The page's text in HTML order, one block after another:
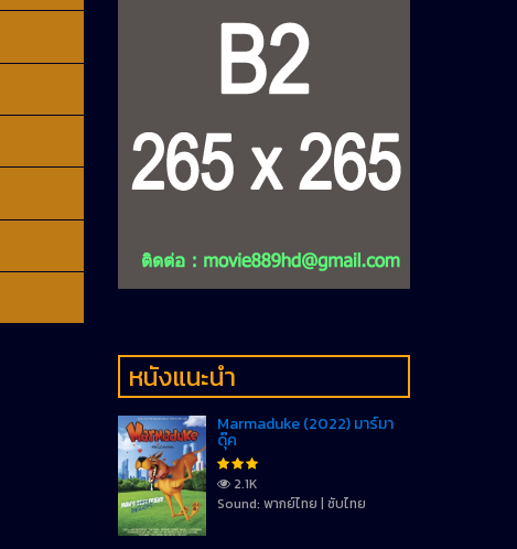
หนังแนะนำ
Marmaduke (2022) มาร์มา
ดุ๊ค
2.1K
Sound: พากย์ไทย | ซับไทย